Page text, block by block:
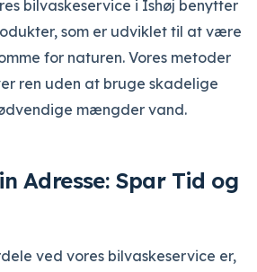
bilvaskeservice i Ishøj benytter
som er udviklet til at være
for naturen. Vores metoder
ren uden at bruge skadelige
mængder vand.
Adresse: Spar Tid og
ved vores bilvaskeservice er,